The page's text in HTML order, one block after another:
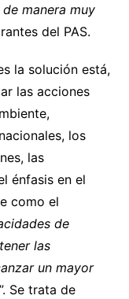
manera muy
del PAS.
la solución está,
las acciones
los
las
énfasis en el
como el
de
las
un mayor
”. Se trata de